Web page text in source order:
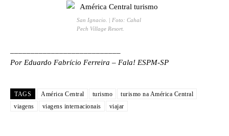
San Ignacio. | Foto: Cahal
Pech Village Resort.
Por Eduardo Fabrício Ferreira – Fala! ESPM-SP
TAGS América Central turismo
turismo na América Central
viagens
viagens internacionais viajar